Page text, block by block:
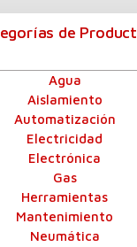
de
Agua
Aislamiento
Automatización
Electricidad
Electrónica
Gas
Herramientas
Mantenimiento
Neumática